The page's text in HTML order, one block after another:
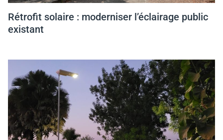
Rétrofit solaire : moderniser l’éclairage public
existant